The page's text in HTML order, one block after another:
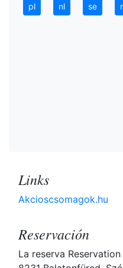
pl nl se
Links
Akcioscsomagok.hu
Reservación
La reserva